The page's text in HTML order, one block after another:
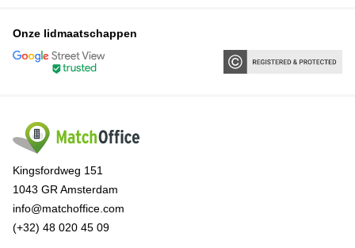
Onze lidmaatschappen
Kingsfordweg 151
1043 GR Amsterdam
info@matchoffice.com
(+32) 48 020 45 09